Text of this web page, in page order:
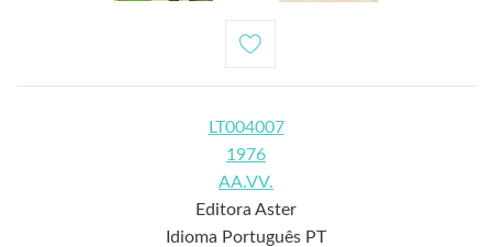
LT004007
1976
AA.VV.
Editora Aster
Idioma Português PT